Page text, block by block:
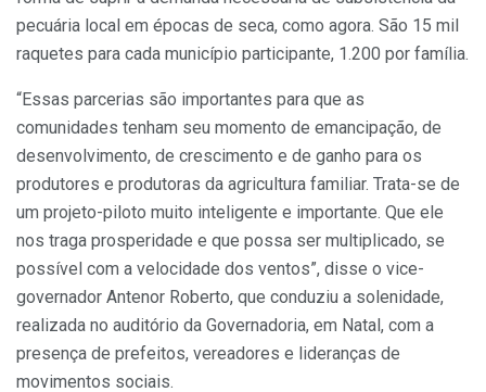
pecuária local em épocas de seca, como agora. São 15 mil
raquetes para cada município participante, 1.200 por família.
“Essas parcerias são importantes para que as
comunidades tenham seu momento de emancipação, de
desenvolvimento, de crescimento e de ganho para os
produtores e produtoras da agricultura familiar. Trata-se de
um projeto-piloto muito inteligente e importante. Que ele
nos traga prosperidade e que possa ser multiplicado, se
possível com a velocidade dos ventos”, disse o vice-
governador Antenor Roberto, que conduziu a solenidade,
realizada no auditório da Governadoria, em Natal, com a
presença de prefeitos, vereadores e lideranças de
movimentos sociais.